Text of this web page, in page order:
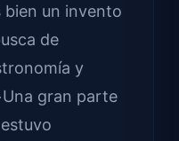
bien un invento
de
y
gran parte